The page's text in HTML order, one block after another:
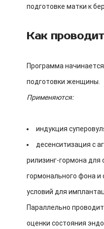
подготовке матки к
Как
Программа
подготовки женщины.
Применяются:
индукция
десенситизация с
рилизинг-гормона для
гормонального фона
условий для
Параллельно
оценки состояния